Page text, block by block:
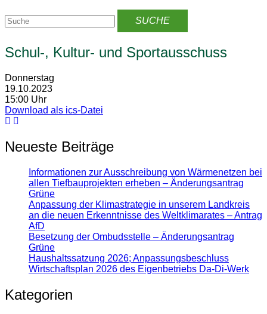
Schul-, Kultur- und Sportausschuss
Donnerstag
19.10.2023
15:00 Uhr
Download als ics-Datei
Neueste Beiträge
Informationen zur Ausschreibung von Wärmenetzen bei
allen Tiefbauprojekten erheben – Änderungsantrag
Grüne
Anpassung der Klimastrategie in unserem Landkreis
an die neuen Erkenntnisse des Weltklimarates – Antrag
AfD
Besetzung der Ombudsstelle – Änderungsantrag
Grüne
Haushaltssatzung 2026; Anpassungsbeschluss
Wirtschaftsplan 2026 des Eigenbetriebs Da-Di-Werk
Kategorien